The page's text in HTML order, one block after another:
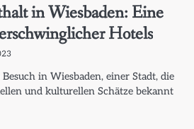
in Wiesbaden: Eine
Hotels
in Wiesbaden, einer Stadt, die
und kulturellen Schätze bekannt